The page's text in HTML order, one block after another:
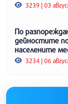
3239 | 03
По
дейностите
населените
3234 | 06